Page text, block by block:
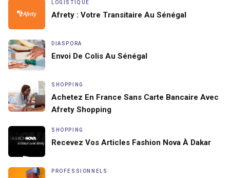
LOGISTIQUE
Afrety : Votre Transitaire Au Sénégal
DIASPORA
Envoi De Colis Au Sénégal
SHOPPING
Achetez En France Sans Carte Bancaire Avec
Afrety Shopping
SHOPPING
Recevez Vos Articles Fashion Nova À Dakar
PROFESSIONNELS